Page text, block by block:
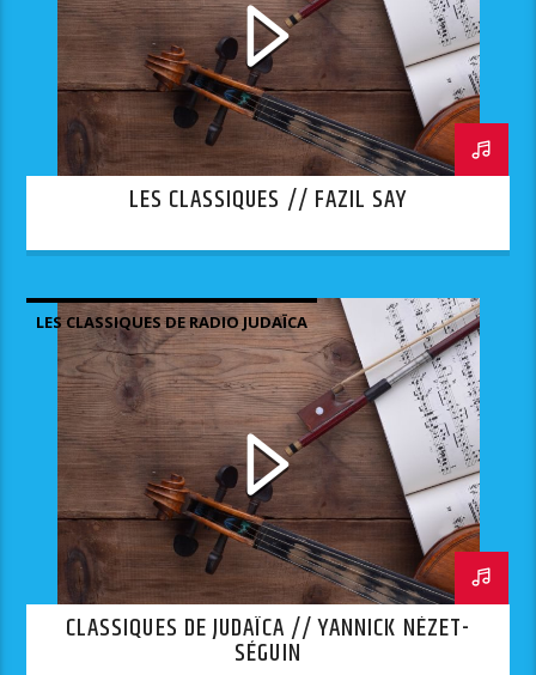
LES CLASSIQUES // FAZIL SAY
LES CLASSIQUES DE RADIO JUDAÏCA
CLASSIQUES DE JUDAÏCA // YANNICK NÉZET-
SÉGUIN